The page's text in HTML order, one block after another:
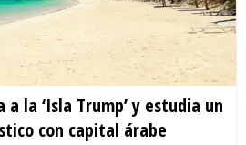
la ‘Isla Trump’ y estudia un
con capital árabe